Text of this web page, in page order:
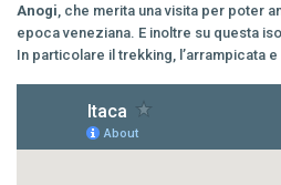
Anogi , che merita una visita per poter
epoca veneziana. E inoltre su questa
In particolare il trekking, l’arrampicata e